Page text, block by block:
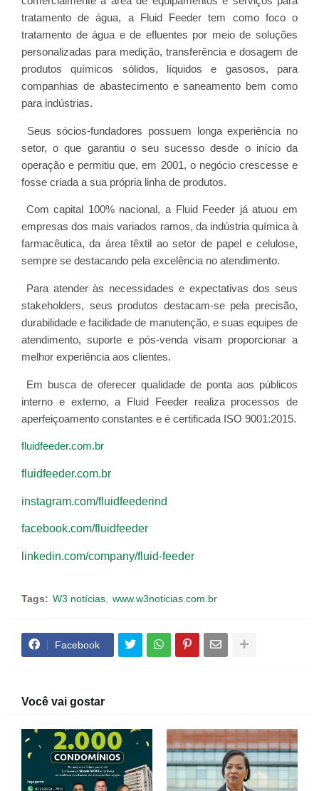
tratamento de água, a Fluid Feeder tem como foco o
tratamento de água e de efluentes por meio de soluções
personalizadas para medição, transferência e dosagem de
produtos químicos sólidos, líquidos e gasosos, para
companhias de abastecimento e saneamento bem como
para indústrias.
Seus sócios-fundadores possuem longa experiência no
setor, o que garantiu o seu sucesso desde o início da
operação e permitiu que, em 2001, o negócio crescesse e
fosse criada a sua própria linha de produtos.
Com capital 100% nacional, a Fluid Feeder já atuou em
empresas dos mais variados ramos, da indústria química à
farmacêutica, da área têxtil ao setor de papel e celulose,
sempre se destacando pela excelência no atendimento.
Para atender às necessidades e expectativas dos seus
stakeholders, seus produtos destacam-se pela precisão,
durabilidade e facilidade de manutenção, e suas equipes de
atendimento, suporte e pós-venda visam proporcionar a
melhor experiência aos clientes.
Em busca de oferecer qualidade de ponta aos públicos
interno e externo, a Fluid Feeder realiza processos de
aperfeiçoamento constantes e é certificada ISO 9001:2015.
fluidfeeder.com.br
fluidfeeder.com.br
instagram.com/fluidfeederind
facebook.com/fluidfeeder
linkedin.com/company/fluid-feeder
Tags: W3 notícias www.w3noticias.com.br
Facebook
Você vai gostar